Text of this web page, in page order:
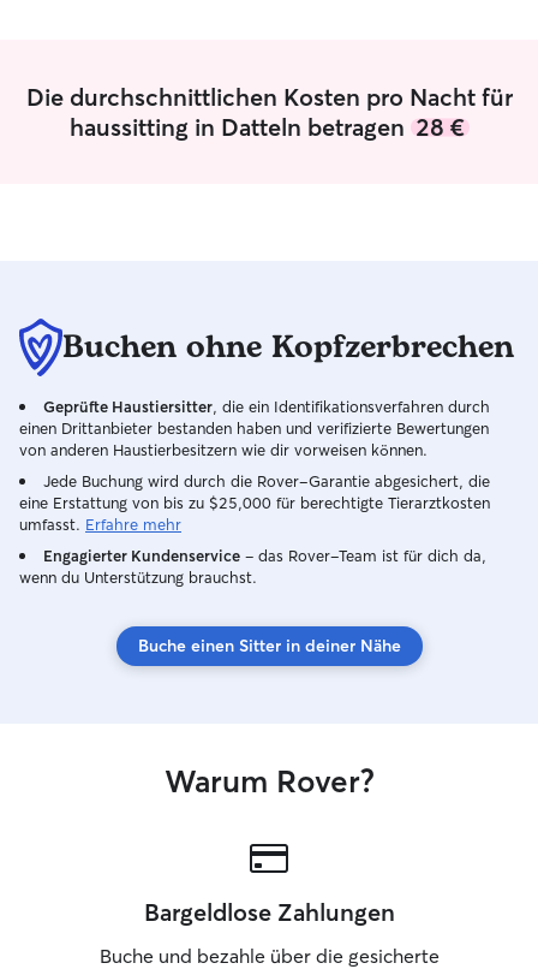
zum Alltag. Mir ist wichtig, dass die Tiere
sich sicher und
findet aber
somit bin ich
habe, kann ich
Tiersitting bei
Gerne komme
um eure Tiere
Umgebung zu
Die durchschnittlichen Kosten pro Nacht für
haussitting in Datteln betragen 28 €
Buchen ohne Kopfzerbrechen
Geprüfte Haustiersitter , die ein Identifikationsverfahren durch
einen Drittanbieter bestanden haben und verifizierte Bewertungen
von anderen Haustierbesitzern wie dir vorweisen können.
Jede Buchung wird durch die Rover-Garantie abgesichert, die
eine Erstattung von bis zu $25,000 für berechtigte Tierarztkosten
umfasst. Erfahre mehr
Engagierter Kundenservice – das Rover-Team ist für dich da,
wenn du Unterstützung brauchst.
Buche einen Sitter in deiner Nähe
Warum Rover?
Bargeldlose Zahlungen
Buche und bezahle über die gesicherte